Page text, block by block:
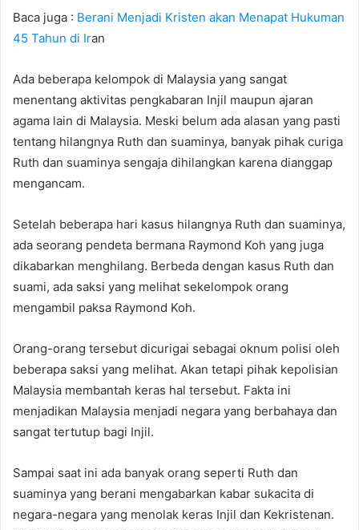
Baca juga : Berani Menjadi Kristen akan Menapat Hukuman
45 Tahun di Iran
Ada beberapa kelompok di Malaysia yang sangat
menentang aktivitas pengkabaran Injil maupun ajaran
agama lain di Malaysia. Meski belum ada alasan yang pasti
tentang hilangnya Ruth dan suaminya, banyak pihak curiga
Ruth dan suaminya sengaja dihilangkan karena dianggap
mengancam.
Setelah beberapa hari kasus hilangnya Ruth dan suaminya,
ada seorang pendeta bermana Raymond Koh yang juga
dikabarkan menghilang. Berbeda dengan kasus Ruth dan
suami, ada saksi yang melihat sekelompok orang
mengambil paksa Raymond Koh.
Orang-orang tersebut dicurigai sebagai oknum polisi oleh
beberapa saksi yang melihat. Akan tetapi pihak kepolisian
Malaysia membantah keras hal tersebut. Fakta ini
menjadikan Malaysia menjadi negara yang berbahaya dan
sangat tertutup bagi Injil.
Sampai saat ini ada banyak orang seperti Ruth dan
suaminya yang berani mengabarkan kabar sukacita di
negara-negara yang menolak keras Injil dan Kekristenan.